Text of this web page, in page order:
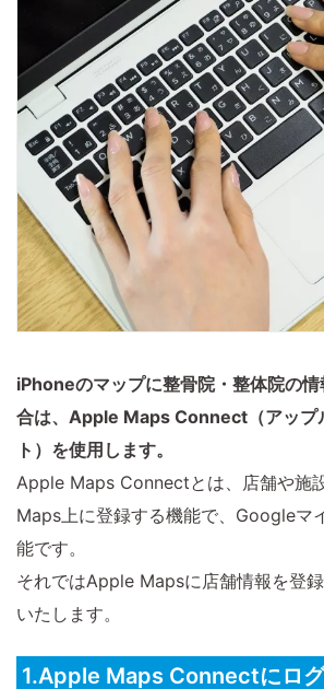
iPhoneのマップに整骨院・整体院の
合は、Apple Maps Connect（アップ
ト）を使用します。
Apple Maps Connectとは、店舗や施
Maps上に登録する機能で、Googleマ
能です。
それではApple Mapsに店舗情報を登
いたします。
1.Apple Maps Connectにロ